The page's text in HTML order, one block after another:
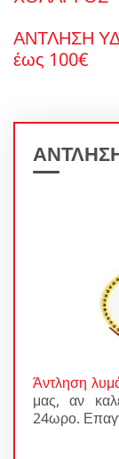
ΑΝΤΛΗΣΗ
έως 100€
Άντληση
μας, αν
24ωρο.